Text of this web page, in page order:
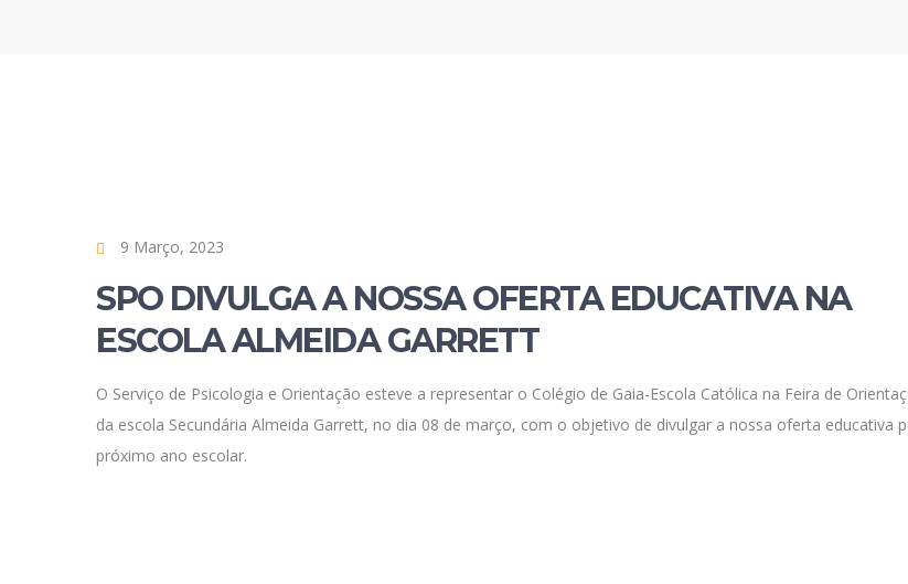
9 Março, 2023
SPO DIVULGA A NOSSA OFERTA EDUCATIVA NA
ESCOLA ALMEIDA GARRETT
O Serviço de Psicologia e Orientação esteve a representar o Colégio de Gaia-Escola Católica na Feira de
da escola Secundária Almeida Garrett, no dia 08 de março, com o objetivo de divulgar a nossa oferta educativa
próximo ano escolar.